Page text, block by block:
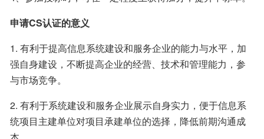
申请CS认证的意义
1. 有利于提高信息系统建设和服务企业的能力与水平，加
强自身建设，不断提高企业的经营、技术和管理能力，参
与市场竞争。
2. 有利于系统建设和服务企业展示自身实力，便于信息系
统项目主建单位对项目承建单位的选择，降低前期沟通成